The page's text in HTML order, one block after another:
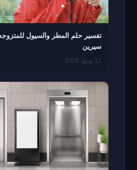
تفسير حلم المطر والسيول
سيرين
11 يونيو، 2025